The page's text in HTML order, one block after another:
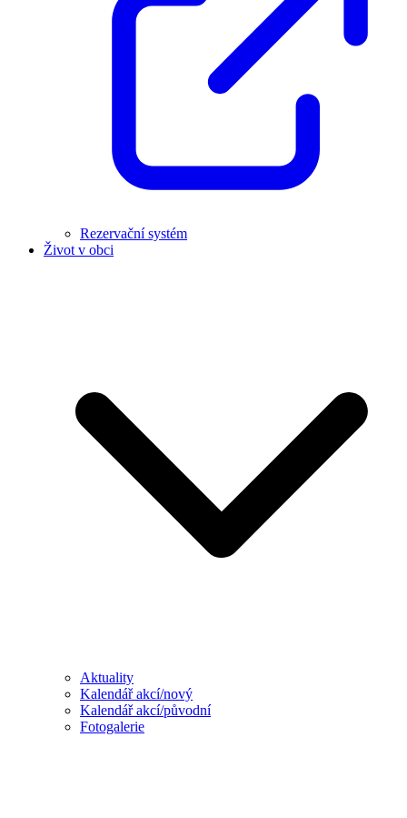
Rezervační systém
Život v obci
Aktuality
Kalendář akcí/nový
Kalendář akcí/původní
Fotogalerie